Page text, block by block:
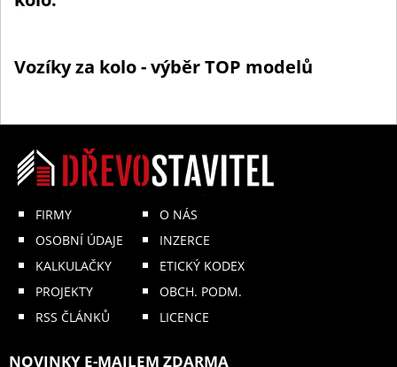
Vozíky za kolo - výběr TOP modelů
FIRMY
OSOBNÍ ÚDAJE
KALKULAČKY
PROJEKTY
RSS ČLÁNKŮ
O NÁS
INZERCE
ETICKÝ KODEX
OBCH. PODM.
LICENCE
NOVINKY E-MAILEM ZDARMA